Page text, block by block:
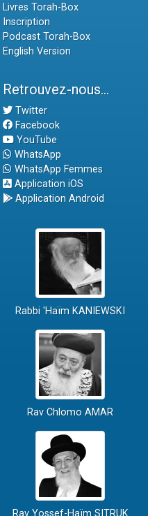
Livres Torah-Box
Inscription
Podcast Torah-Box
English Version
Retrouvez-nous...
Twitter
Facebook
YouTube
WhatsApp
WhatsApp Femmes
Application iOS
Application Android
Rabbi 'Haïm KANIEWSKI
Rav Chlomo AMAR
Rav Yossef-Haïm SITRUK